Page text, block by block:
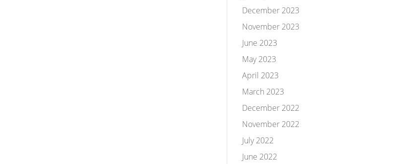
December 2023
November 2023
June 2023
May 2023
April 2023
March 2023
December 2022
November 2022
July 2022
June 2022